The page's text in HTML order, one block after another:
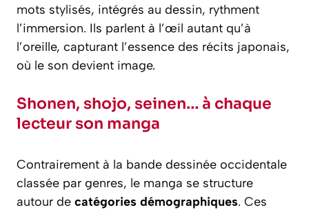
mots stylisés, intégrés au dessin, rythment
l’immersion. Ils parlent à l’œil autant qu’à
l’oreille, capturant l’essence des récits japonais,
où le son devient image.
Shonen, shojo, seinen… à chaque
lecteur son manga
Contrairement à la bande dessinée occidentale
classée par genres, le manga se structure
autour de catégories démographiques. Ces